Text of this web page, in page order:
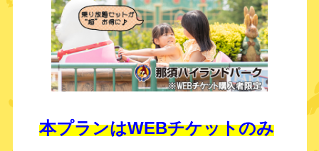
本プランはWEBチケットのみ